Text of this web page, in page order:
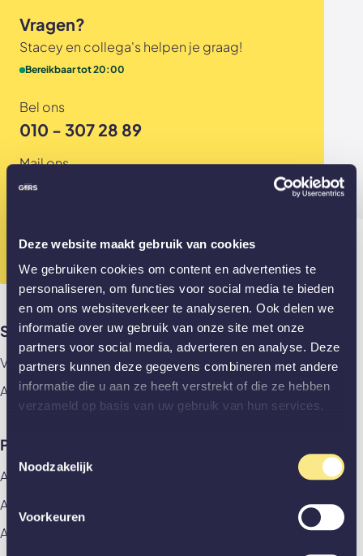
Deze website maakt gebruik van cookies
We gebruiken cookies om content en advertenties te
personaliseren, om functies voor social media te bieden
en om ons websiteverkeer te analyseren. Ook delen we
informatie over uw gebruik van onze site met onze
partners voor social media, adverteren en analyse. Deze
partners kunnen deze gegevens combineren met andere
informatie die u aan ze heeft verstrekt of die ze hebben
verzameld op basis van uw gebruik van hun services.
Toestemmingsselectie
Noodzakelijk
Voorkeuren
Veelgestelde vragen
Vragen?
Stacey en collega's helpen je graag!
Bereikbaar tot 20:00
Bel ons
010 - 307 28 89
Mail ons
info@gewoongers.nl
010 - 307 28 89
Showrooms
Vlaardingen
Amsterdam
Producten
Alle producten
Aluminium deuren
Akoestische panelen